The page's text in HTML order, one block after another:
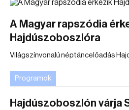
A Magyar rapszódia
Hajdúszoboszlóra
Világszínvonalú néptáncelőadás
Programok
Hajdúszoboszlón várja